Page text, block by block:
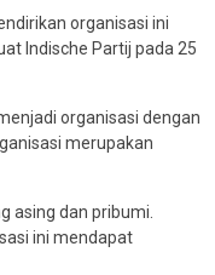
organisasi ini
Indische Partij pada 25
organisasi dengan
merupakan
asing dan pribumi.
ini mendapat